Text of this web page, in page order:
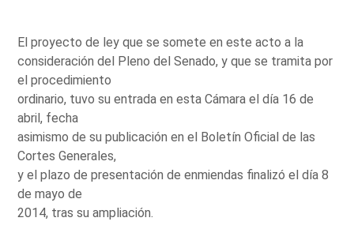
El proyecto de ley que se somete en este acto a la
consideración del Pleno del Senado, y que se tramita por
el procedimiento
ordinario, tuvo su entrada en esta Cámara el día 16 de
abril, fecha
asimismo de su publicación en el Boletín Oficial de las
Cortes Generales,
y el plazo de presentación de enmiendas finalizó el día 8
de mayo de
2014, tras su ampliación.